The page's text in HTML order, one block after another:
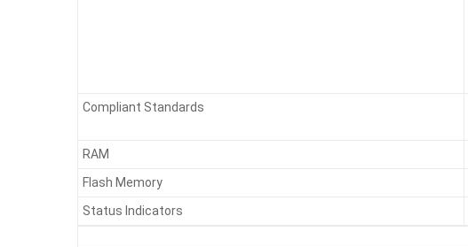
Compliant Standards
RAM
Flash Memory
Status Indicators